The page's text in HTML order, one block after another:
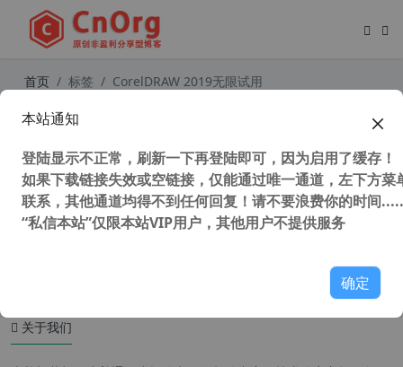
首页 标签 CorelDRAW 2019无限试用
不过期
关于我们
本站通知
登陆显示不正常，刷新一下再登陆即可，因为启用了缓存！
如果下载链接失效或空链接，仅能通过唯一通道，左下方菜
联系，其他通道均得不到任何回复！请不要浪费你的时间
“私信本站”仅限本站VIP用户，其他用户不提供服务
确定